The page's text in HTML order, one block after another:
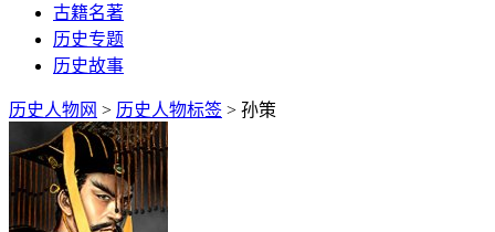
古籍名著
历史专题
历史故事
历史人物网 > 历史人物标签 > 孙策